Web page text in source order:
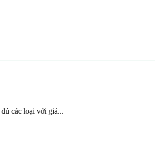
các loại với giá...